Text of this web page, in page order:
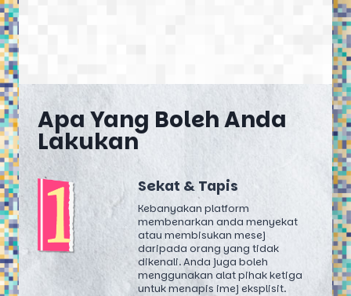
Apa Yang Boleh Anda
Lakukan
Sekat & Tapis
Kebanyakan platform
membenarkan anda menyekat
atau membisukan mesej
daripada orang yang tidak
dikenali. Anda juga boleh
menggunakan alat pihak ketiga
untuk menapis imej eksplisit.